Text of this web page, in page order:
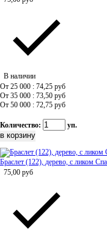
В наличии
От 25 000 : 74,25 руб
От 35 000 : 73,50 руб
От 50 000 : 72,75 руб
Количество: уп.
Браслет (122), дерево, с ликом
75,00 руб